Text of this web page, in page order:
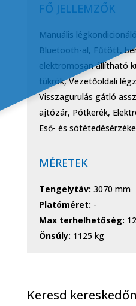
FŐ JELLEMZŐK
Manuális
Bluetooth-al, Fűtött,
elektromosan állítható
tükrök, Vezetőoldali
Visszagurulás gátló
ajtózár, Pótkerék,
Eső- és
MÉRETEK
Tengelytáv: 3070 mm
Platóméret: -
Max terhelhetőség:
Önsúly: 1125 kg
Keresd